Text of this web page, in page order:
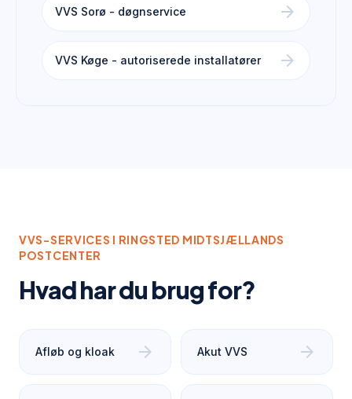
VVS Sorø - døgnservice arrow_forward
VVS Køge - autoriserede installatører arrow_forward
VVS-SERVICES I RINGSTED MIDTSJÆLLANDS
POSTCENTER
Hvad har du brug for?
Afløb og kloak arrow_forward Akut VVS arrow_forward